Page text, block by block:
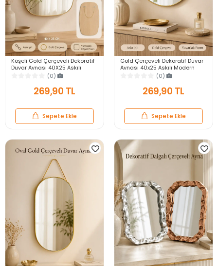
Köşeli Gold Çerçeveli Dekoratif
Duvar Aynası 40X25 Askılı
Modern Salon Antre Banyo
Yatak Odası Ayna
(0)
269,90 TL
Sepete Ekle
Gold Çerçeveli Dekoratif Duvar
Aynası 40x25 Askılı Modern
Salon Antre Banyo Yatak Odası
(0)
269,90 TL
Sepete Ekle